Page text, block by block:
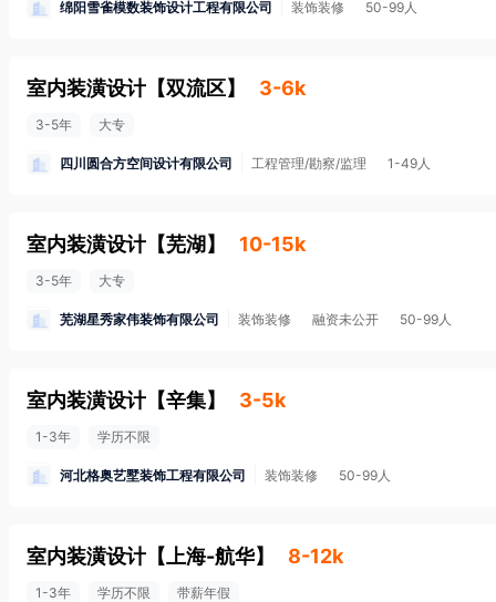
绵阳雪雀模数装饰设计工程有限公司 装饰装修 50-99人
室内装潢设计 【双流区】 3-6k
3-5年 大专
四川圆合方空间设计有限公司 工程管理/勘察/监理 1-49人
室内装潢设计 【芜湖 】 10-15k
3-5年 大专
芜湖星秀家伟装饰有限公司 装饰装修 融资未公开 50-99人
室内装潢设计 【辛集】 3-5k
1-3年 学历不限
河北格奥艺墅装饰工程有限公司 装饰装修 50-99人
室内装潢设计 【 上海-航华】 8-12k
1-3年 学历不限 带薪年假